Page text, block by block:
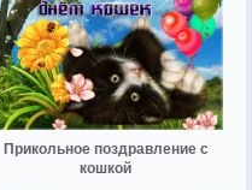
Прикольное поздравление с
кошкой